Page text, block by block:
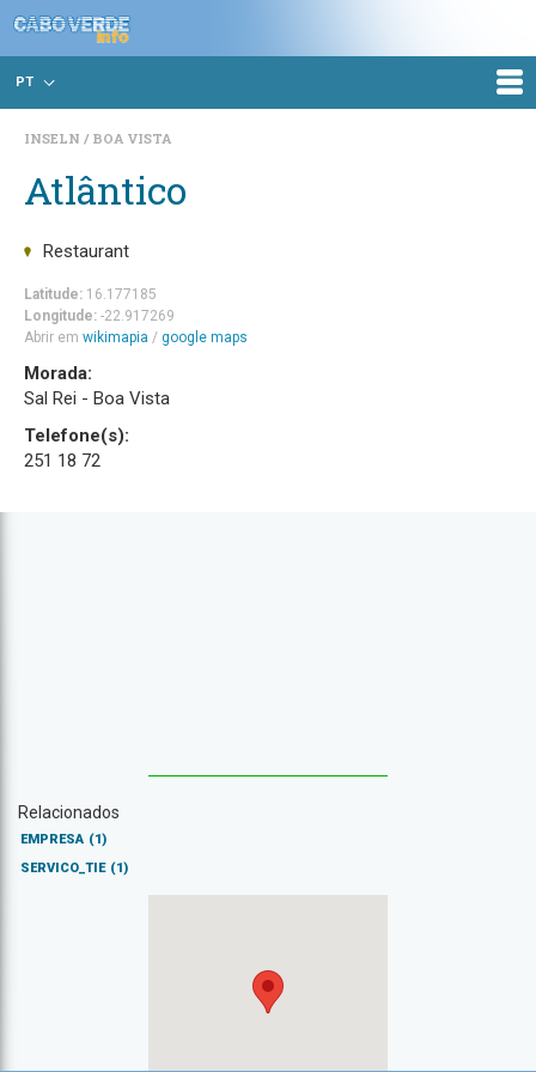
PT
INSELN BOA VISTA
Atlântico
Restaurant
Latitude: 16.177185
Longitude: -22.917269
Abrir em wikimapia / google maps
Morada:
Sal Rei - Boa Vista
Telefone(s):
251 18 72
Relacionados
EMPRESA (1)
SERVICO_TIE (1)